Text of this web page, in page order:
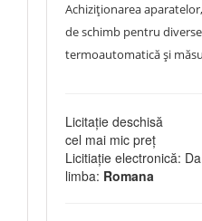
Achiziționarea
de schimb pentru
termoautomatică și
Licitație deschisă
cel mai mic preț
Licitiație electronică: Da
limba: Romana